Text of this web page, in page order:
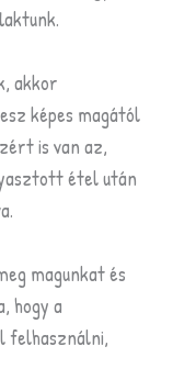
akkor
képes magától
is van az,
étel után
magunkat és
hogy a
felhasználni,